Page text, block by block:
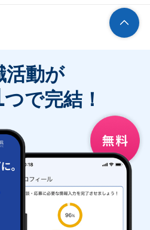
活動が
つで完結！